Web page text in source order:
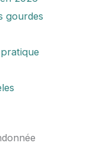
gourdes